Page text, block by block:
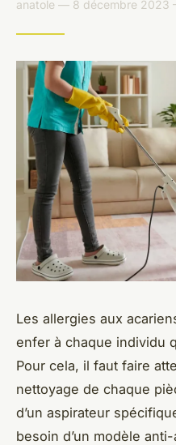
anatole — 8 décembre 2023
Les allergies aux
enfer à chaque individu
Pour cela, il faut faire
nettoyage de chaque
d’un aspirateur
besoin d’un modèle